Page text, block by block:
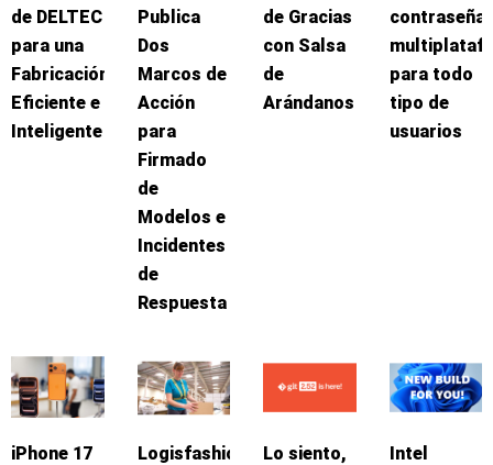
de DELTEC
para una
Fabricación
Eficiente e
Inteligente
Publica
Dos
Marcos de
Acción
para
Firmado
de
Modelos e
Incidentes
de
Respuesta
de Gracias
con Salsa
de
Arándanos
para todo
tipo de
usuarios
iPhone 17
Logisfashion
Lo siento,
Intel